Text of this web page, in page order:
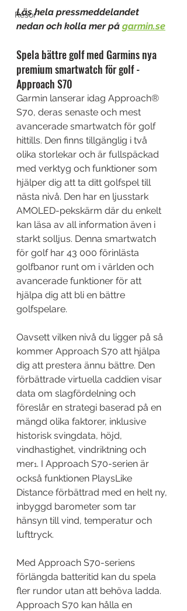
Resor
Läs hela pressmeddelandet
nedan och kolla mer på garmin.se
Spela bättre golf med Garmins nya
premium smartwatch för golf -
Approach S70
Garmin lanserar idag Approach®
S70, deras senaste och mest
avancerade smartwatch för golf
hittills. Den finns tillgänglig i två
olika storlekar och är fullspäckad
med verktyg och funktioner som
hjälper dig att ta ditt golfspel till
nästa nivå. Den har en ljusstark
AMOLED-pekskärm där du enkelt
kan läsa av all information även i
starkt solljus. Denna smartwatch
för golf har 43 000 förinlästa
golfbanor runt om i världen och
avancerade funktioner för att
hjälpa dig att bli en bättre
golfspelare.
Oavsett vilken nivå du ligger på så
kommer Approach S70 att hjälpa
dig att prestera ännu bättre. Den
förbättrade virtuella caddien visar
data om slagfördelning och
föreslår en strategi baserad på en
mängd olika faktorer, inklusive
historisk svingdata, höjd,
vindhastighet, vindriktning och
mer1. I Approach S70-serien är
också funktionen PlaysLike
Distance förbättrad med en helt ny,
inbyggd barometer som tar
hänsyn till vind, temperatur och
lufttryck.
Med Approach S70-seriens
förlängda batteritid kan du spela
fler rundor utan att behöva ladda.
Approach S70 kan hålla en